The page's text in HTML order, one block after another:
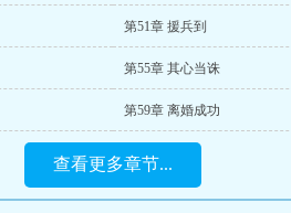
第51章 援兵到
第55章 其心当诛
第59章 离婚成功
查看更多章节...